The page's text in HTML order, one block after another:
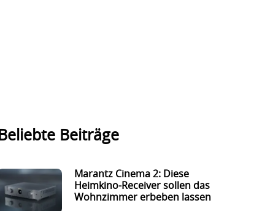
Beliebte Beiträge
Marantz Cinema 2: Diese
Heimkino-Receiver sollen das
Wohnzimmer erbeben lassen